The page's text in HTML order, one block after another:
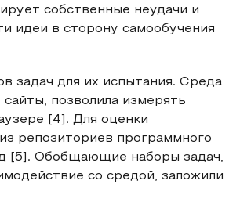
собственные неудачи и
идеи в сторону самообучения
задач для их испытания. Среда
позволила измерять
[4]. Для оценки
репозиториев программного
[5]. Обобщающие наборы задач,
со средой, заложили